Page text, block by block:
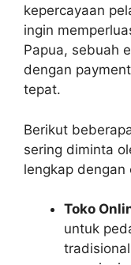
kepercayaan
ingin
Papua, sebuah
dengan
tepat.
Berikut
sering diminta
lengkap dengan
Toko
untuk